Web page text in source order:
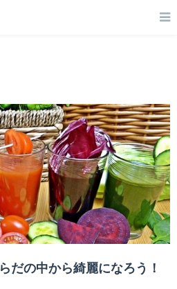
だの中から綺麗になろう！